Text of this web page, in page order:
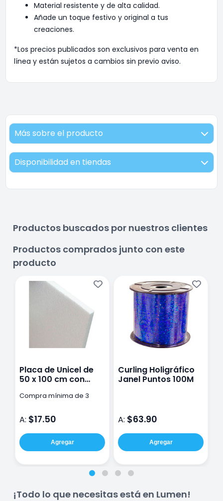
Material resistente y de alta calidad.
Añade un toque festivo y original a tus
creaciones.
*Los precios publicados son exclusivos para venta en
línea y están sujetos a cambios sin previo aviso.
Más sobre el producto
Disponibilidad en tiendas
Productos buscados por nuestros clientes
Productos comprados junto con este
producto
Placa de Unicel de
50 x 100 cm con
Compra mínima de 3
A: $17.50
Agregar
Curling Holigráfico
Janel Puntos 100M
A: $63.90
Agregar
¡Todo lo que necesitas está en Lumen!